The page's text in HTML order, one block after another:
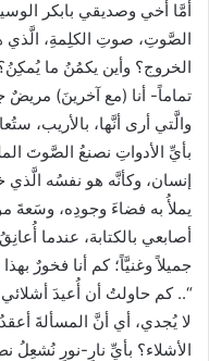
أمَّا أخي وصديقي بابكر
الصَّوتِ، صوتِ الكلِمةِ،
الخروج؟ وأين يكمُنُ ما
تماماً- أنا (مع آخرينَ) مريضٌ
والَّتي أرى أنَّها، بالأريب،
بأيِّ الأدواتِ نصنعُ الصَّوتَ
إنسان، وكأنَّه هو نفسُه
يملأُ به فضاءَ وجودِه، وسَعةَ
أصابعي بالكتابة، عندما
جميلاً وغنيَّاً؛ كم أنا فخورٌ بهذا
“.. كم حاولتُ أن أُعيدَ
لا يُجدي، أي أنَّ المسألةَ
الأشلاء؟ بأيِّ نارٍ-نورٍ نُشعِلُ